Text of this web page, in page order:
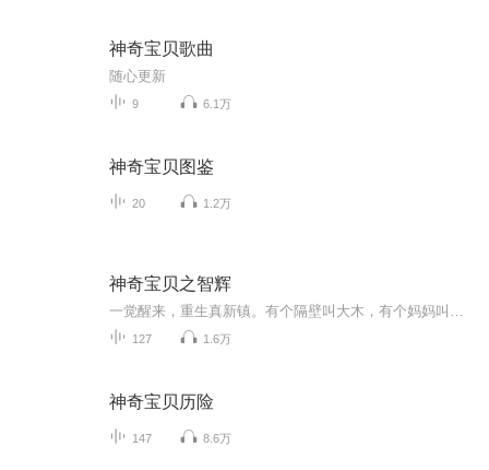
神奇宝贝歌曲
随心更新
9 6.1万
神奇宝贝图鉴
20 1.2万
神奇宝贝之智辉
127 1.6万
神奇宝贝历险
147 8.6万